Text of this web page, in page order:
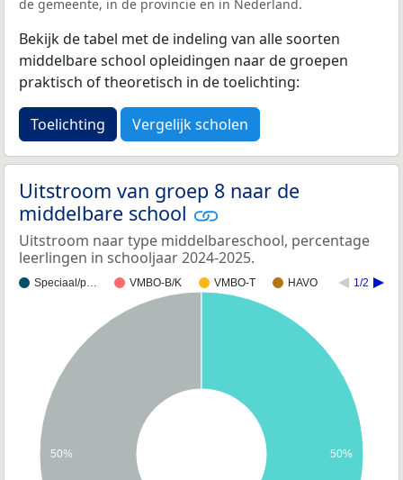
de gemeente, in de provincie en in Nederland.
Bekijk de tabel met de indeling van alle soorten
middelbare school opleidingen naar de groepen
praktisch of theoretisch in de toelichting:
Toelichting Vergelijk scholen
Uitstroom van groep 8 naar de
middelbare school
Uitstroom naar type middelbareschool, percentage
leerlingen in schooljaar 2024-2025.
Speciaal/p… VMBO-B/K VMBO-T HAVO 1/2
50% 50%